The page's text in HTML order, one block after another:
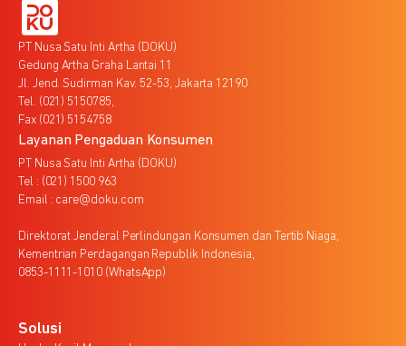
PT Nusa Satu Inti Artha (DOKU)
Gedung Artha Graha Lantai 11
Jl. Jend. Sudirman Kav. 52-53, Jakarta 12190
Tel. (021) 5150785,
Fax (021) 5154758
Layanan Pengaduan Konsumen
PT Nusa Satu Inti Artha (DOKU)
Tel : (021) 1500 963
Email : care@doku.com
Direktorat Jenderal Perlindungan Konsumen dan Tertib Niaga,
Kementrian Perdagangan Republik Indonesia,
0853-1111-1010 (WhatsApp)
Solusi